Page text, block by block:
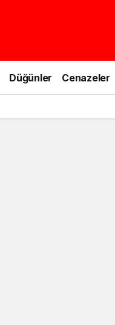
Düğünler Cenazeler